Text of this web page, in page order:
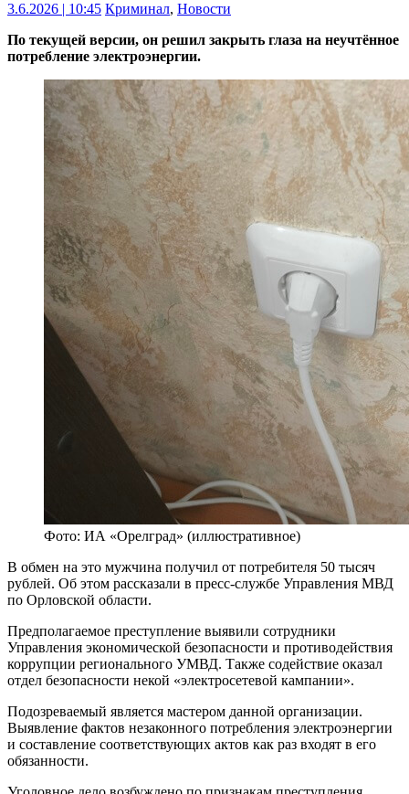
3.6.2026 | 10:45 Криминал, Новости
По текущей версии, он решил закрыть глаза на неучтённое
потребление электроэнергии.
Фото: ИА «Орелград» (иллюстративное)
В обмен на это мужчина получил от потребителя 50 тысяч
рублей. Об этом рассказали в пресс-службе Управления МВД
по Орловской области.
Предполагаемое преступление выявили сотрудники
Управления экономической безопасности и противодействия
коррупции регионального УМВД. Также содействие оказал
отдел безопасности некой «электросетевой кампании».
Подозреваемый является мастером данной организации.
Выявление фактов незаконного потребления электроэнергии
и составление соответствующих актов как раз входят в его
обязанности.